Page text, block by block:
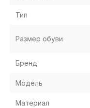
Тип
Размер обуви
Бренд
Модель
Материал